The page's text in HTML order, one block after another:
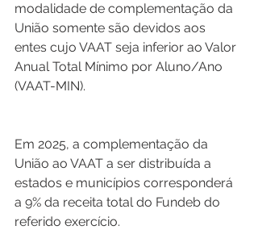
modalidade de complementação da
União somente são devidos aos
entes cujo VAAT seja inferior ao Valor
Anual Total Mínimo por Aluno/Ano
(VAAT-MIN).
Em 2025, a complementação da
União ao VAAT a ser distribuída a
estados e municípios corresponderá
a 9% da receita total do Fundeb do
referido exercício.